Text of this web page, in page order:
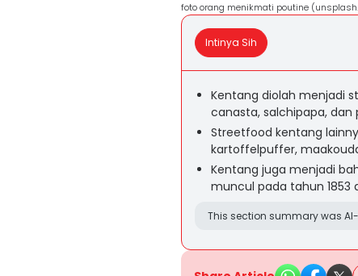
foto orang menikmati poutine
Intinya Sih
Kentang diolah menjadi
canasta, salchipapa, dan
Streetfood kentang
kartoffelpuffer,
Kentang juga menjadi
muncul pada tahun 1853
This section summary was